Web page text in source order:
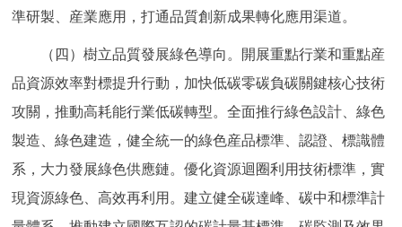
準研製、産業應用，打通品質創新成果轉化應用渠道。
（四）樹立品質發展綠色導向。開展重點行業和重點産
品資源效率對標提升行動，加快低碳零碳負碳關鍵核心技術
攻關，推動高耗能行業低碳轉型。全面推行綠色設計、綠色
製造、綠色建造，健全統一的綠色産品標準、認證、標識體
系，大力發展綠色供應鏈。優化資源迴圈利用技術標準，實
現資源綠色、高效再利用。建立健全碳達峰、碳中和標準計